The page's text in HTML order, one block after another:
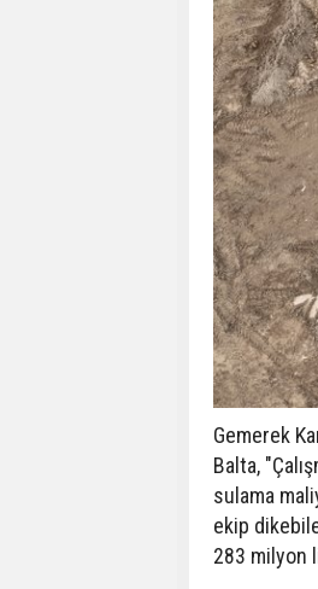
Gemerek
Balta,
sulama
ekip
283 milyon